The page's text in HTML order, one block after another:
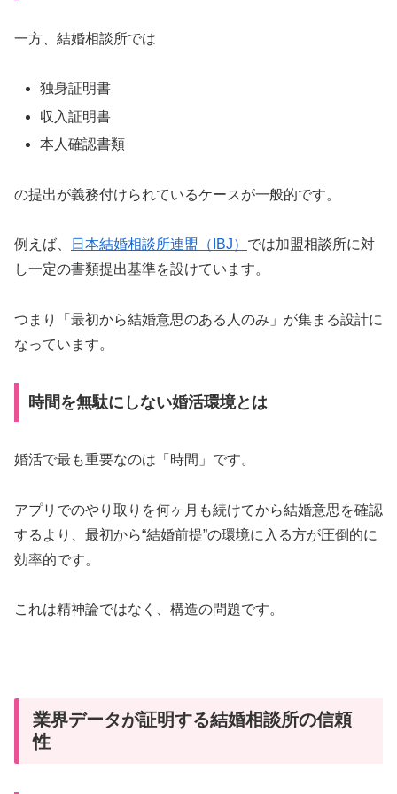
一方、結婚相談所では
独身証明書
収入証明書
本人確認書類
の提出が義務付けられているケースが一般的です。
例えば、 日本結婚相談所連盟（IBJ） では加盟相談所に対
し一定の書類提出基準を設けています。
つまり「最初から結婚意思のある人のみ」が集まる設計に
なっています。
時間を無駄にしない婚活環境とは
婚活で最も重要なのは「時間」です。
アプリでのやり取りを何ヶ月も続けてから結婚意思を確認
するより、最初から“結婚前提”の環境に入る方が圧倒的に
効率的です。
これは精神論ではなく、構造の問題です。
業界データが証明する結婚相談所の信頼
性